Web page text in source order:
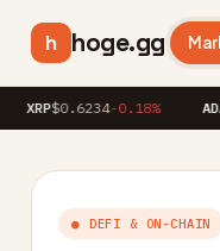
h hoge.gg
$0.6234-0.18% ADA
● DEFI & ON-CHAIN